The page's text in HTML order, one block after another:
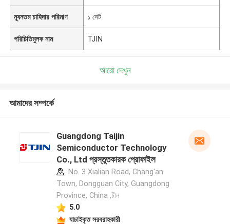
ন্যূনতম চাহিদার পরিমাণ ১ সেট
পরিচিতিমুলক নাম TJIN
আরো দেখুন
আমাদের সম্পর্কে
Guangdong Taijin
Semiconductor Technology
Co., Ltd প্রস্তুতকারক প্রোফাইল
No. 3 Xialian Road, Chang'an
Town, Dongguan City, Guangdong
Province, China ,চীন
5.0
যাচাইকৃত সরবরাহকারী